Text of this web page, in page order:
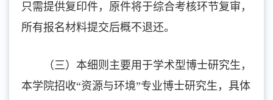
只需提供复印件，原件将于综合考核环节复审，
所有报名材料提交后概不退还。
（三）本细则主要用于学术型博士研究生，
本学院招收“资源与环境”专业博士研究生，具体